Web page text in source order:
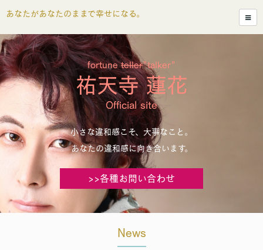
あなたがあなたのままで幸せになる。
fortuneteller"talker"
祐天寺 蓮花
Official site
小さな違和感こそ、大事なこと。
あなたの違和感に向き合います。
>>各種お問い合わせ
News